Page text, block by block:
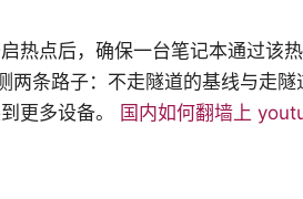
热点后，确保一台笔记本通过该
两条路子：不走隧道的基线与走
更多设备。
国内如何翻墙上